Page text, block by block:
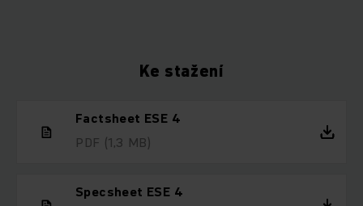
Ke stažení
Factsheet ESE 4
PDF (1,3 MB)
Specsheet ESE 4